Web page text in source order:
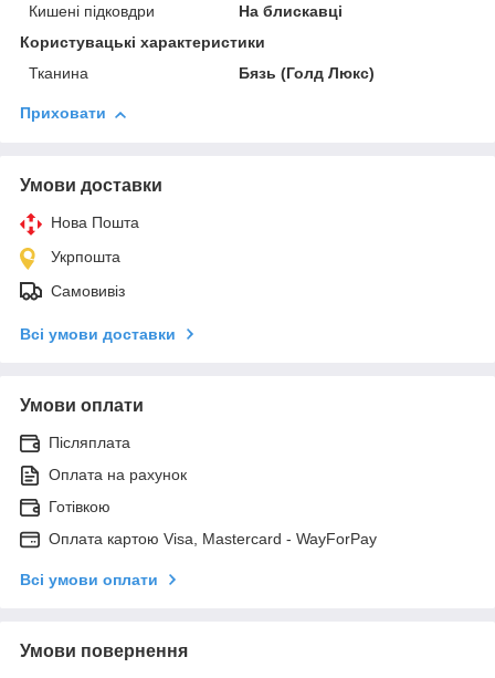
Кишені підковдри
На блискавці
Користувацькi характеристики
Тканина
Бязь (Голд Люкс)
Приховати
Умови доставки
Нова Пошта
Укрпошта
Самовивіз
Всі умови доставки
Умови оплати
Післяплата
Оплата на рахунок
Готівкою
Оплата картою Visa, Mastercard - WayForPay
Всі умови оплати
Умови повернення